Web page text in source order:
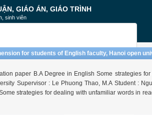
GIÁO ÁN, GIÁO TRÌNH
sinh viên
for students of English faculty, Hanoi open
paper B.A Degree in English Some strategies
Supervisor : Le Phuong Thao, M.A Student :
strategies for dealing with unfamiliar words in